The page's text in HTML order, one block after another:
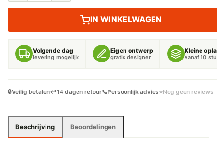
HOOG
VOETJES
(PER
AANTAL
IN WINKELWAGEN
Volgende dag
levering mogelijk
Eigen ontwerp
gratis designer
Kleine
vanaf 10
🔒Veilig betalen↩️14 dagen retour📞Persoonlijk advies⭐Nog geen reviews
Beschrijving Beoordelingen